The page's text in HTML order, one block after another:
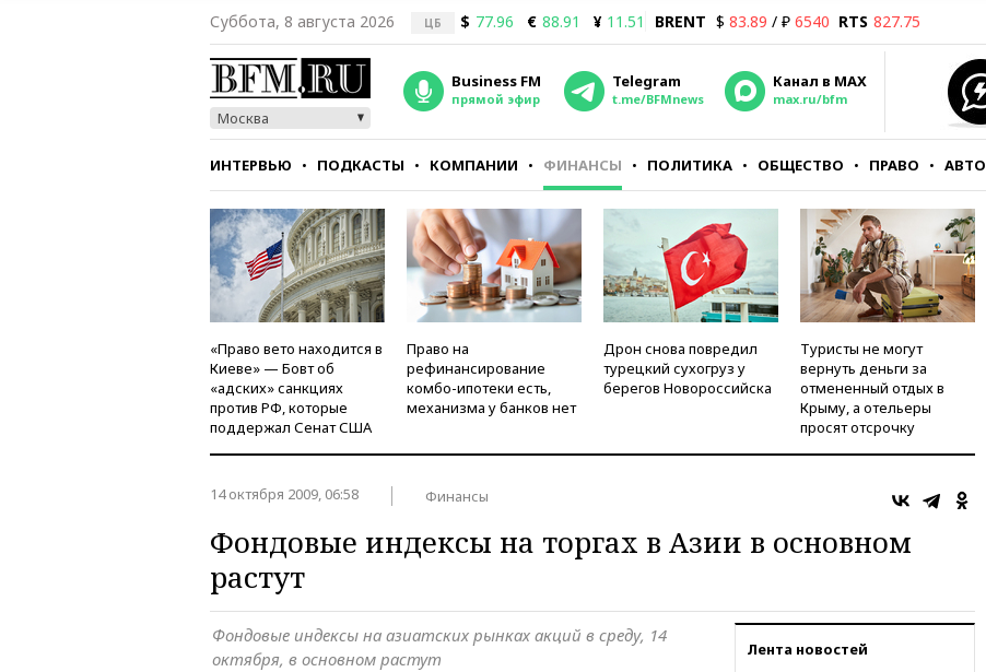
Суббота, 8 августа 2026 ЦБ $ 77.96 € 88.91 ¥ 11.51 BRENT $ 83.89 / ₽ 6540 RTS 827.75
Москва
Business FM
прямой эфир
Telegram
t.me/BFMnews
Канал в MAX
max.ru/bfm
ИНТЕРВЬЮ ПОДКАСТЫ КОМПАНИИ ФИНАНСЫ ПОЛИТИКА ОБЩЕСТВО ПРАВО АВТО
СТИЛЬ ТЕСТЫ
«Право вето находится в
Киеве» — Бовт об
«адских» санкциях
против РФ, которые
поддержал Сенат США
Право на
рефинансирование
комбо-ипотеки есть,
механизма у банков нет
Дрон снова повредил
турецкий сухогруз у
берегов Новороссийска
Туристы не могут
вернуть деньги за
отмененный отдых в
Крыму, а отельеры
просят отсрочку
14 октября 2009, 06:58 Финансы
Фондовые индексы на торгах в Азии в основном
растут
Лента новостей
Фондовые индексы на азиатских рынках акций в среду, 14
октября, в основном растут